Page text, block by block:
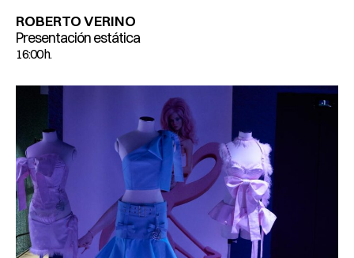
ROBERTO VERINO
Presentación estática
16:00 h.